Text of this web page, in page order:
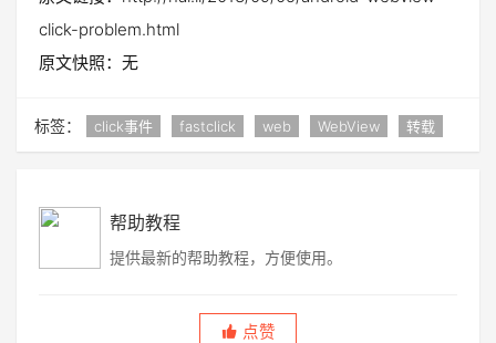
click-problem.html
原文快照：无
标签： click事件 fastclick web WebView 转载
帮助教程
提供最新的帮助教程，方便使用。
点赞